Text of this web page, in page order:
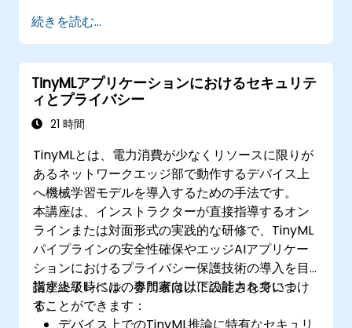
続きを読む...
TinyMLアプリケーションにおけるセキュリテ
ィとプライバシー
21 時間
TinyMLとは、電力消費が少なくリソースに限りが
あるネットワークエッジ部で動作するデバイス上
へ機械学習モデルを導入するための手法です。
本講座は、インストラクターが直接指導するオン
ラインまたは対面形式の実践的な研修で、TinyML
パイプラインの安全性確保やエッジAIアプリケー
ションにおけるプライバシー保護技術の導入を目
指す上級レベルの専門家向けに設計されていま
す。
講座終了時には、参加者は以下の能力を身につけ
ることができます：